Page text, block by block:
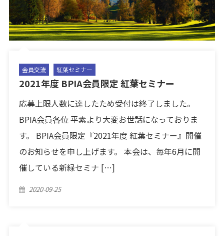
会員交流 紅葉セミナー
2021年度 BPIA会員限定 紅葉セミナー
応募上限人数に達したため受付は終了しました。
BPIA会員各位 平素より大変お世話になっておりま
す。 BPIA会員限定『2021年度 紅葉セミナー』開催
のお知らせを申し上げます。 本会は、毎年6月に開
催している新緑セミナ […]
Posted
2020-09-25